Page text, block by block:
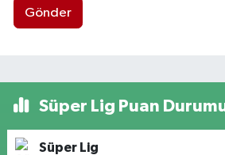
Gönder
Süper Lig Puan
Süper Lig